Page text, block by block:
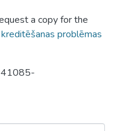
a copy for the
problēmas
41085-